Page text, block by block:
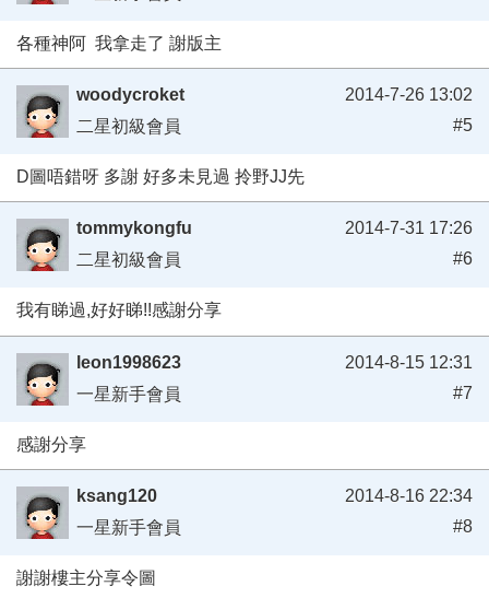
各種神阿 我拿走了 謝版主
woodycroket
二星初級會員
2014-7-26 13:02
#5
D圖唔錯呀 多謝 好多未見過 拎野JJ先
tommykongfu
二星初級會員
2014-7-31 17:26
#6
我有睇過,好好睇!!感謝分享
leon1998623
一星新手會員
2014-8-15 12:31
#7
感謝分享
ksang120
一星新手會員
2014-8-16 22:34
#8
謝謝樓主分享令圖